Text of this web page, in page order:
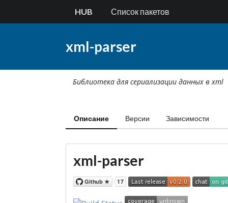
HUB Список пакетов
xml-parser
Библиотека для cериализации данных в xml
Описание Версии Зависимости
xml-parser